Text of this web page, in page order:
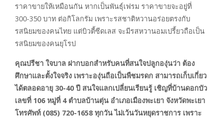
ราคาขายให้เหมือนกัน หากเป็นพันธุ์เฟรม ราคาขายจะอยู่ที่
300-350 บาท ต่อกิโลกรัม เพราะรสชาติหวานอร่อยตรงกับ
รสนิยมของคนไทย แต่บิวตี้ซีดเลส จะมีรสหวานอมเปรี้ยวถือเป็น
รสนิยมของคนยุโรป
คุณปรีชา ใจบาล ฝากบอกสำหรับคนที่สนใจปลูกองุ่นว่า ต้อง
ศึกษาและตั้งใจจริง เพราะองุ่นถือเป็นพืชมรดก สามารถเก็บเกี่ยว
ได้ตลอดอายุ 30-40 ปี สนใจแลกเปลี่ยนเรียนรู้ เชิญที่บ้านดอกบัว
เลขที่ 106 หมู่ที่ 4 ตำบลบ้านตุ่น อำเภอเมืองพะเยา จังหวัดพะเยา
โทรศัพท์ (085) 720-1658 ทุกวัน ไม่เว้นวันหยุดราชการ เพราะ